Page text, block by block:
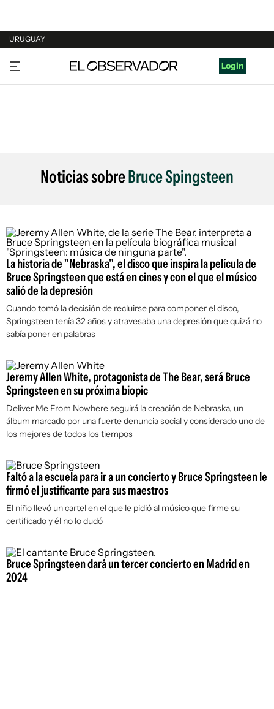
URUGUAY
URUGUAY
ARGENTINA
Login
Noticias sobreBruce Spingsteen
La historia de "Nebraska", el disco que inspira la película de
Bruce Springsteen que está en cines y con el que el músico
salió de la depresión
Cuando tomó la decisión de recluirse para componer el disco,
Springsteen tenía 32 años y atravesaba una depresión que quizá no
sabía poner en palabras
Jeremy Allen White, protagonista de The Bear, será Bruce
Springsteen en su próxima biopic
Deliver Me From Nowhereseguirá la creación de Nebraska, un
álbum marcado por una fuerte denuncia social y considerado uno de
los mejores de todos los tiempos
Faltó a la escuela para ir a un concierto y Bruce Springsteen le
firmó el justificante para sus maestros
El niño llevó un cartel en el que le pidió al músico que firme su
certificado y él no lo dudó
Bruce Springsteen dará un tercer concierto en Madrid en
2024